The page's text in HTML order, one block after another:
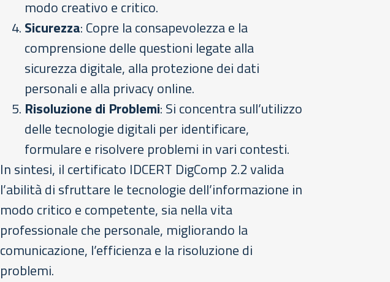
modo creativo e critico.
Sicurezza: Copre la consapevolezza e la
comprensione delle questioni legate alla
sicurezza digitale, alla protezione dei dati
personali e alla privacy online.
Risoluzione di Problemi: Si concentra sull’utilizzo
delle tecnologie digitali per identificare,
formulare e risolvere problemi in vari contesti.
In sintesi, il certificato IDCERT DigComp 2.2 valida
l’abilità di sfruttare le tecnologie dell’informazione in
modo critico e competente, sia nella vita
professionale che personale, migliorando la
comunicazione, l’efficienza e la risoluzione di
problemi.